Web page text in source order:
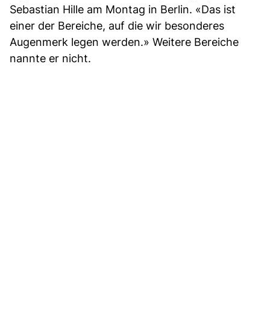
Sebastian Hille am Montag in Berlin. «Das ist
einer der Bereiche, auf die wir besonderes
Augenmerk legen werden.» Weitere Bereiche
nannte er nicht.